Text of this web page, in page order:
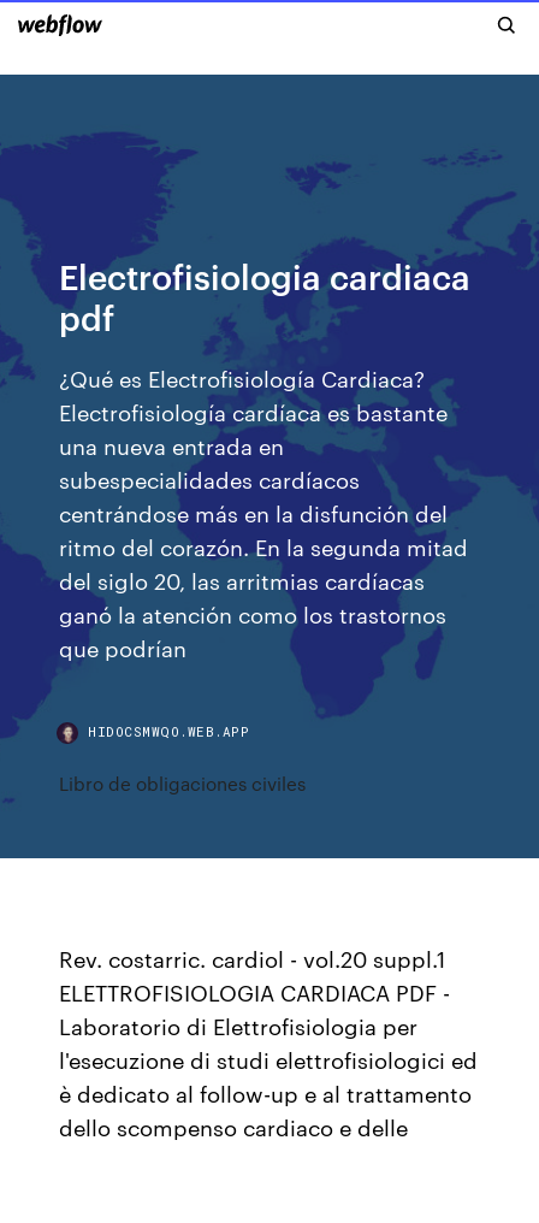
Electrofisiologia cardiaca
pdf
¿Qué es Electrofisiología Cardiaca?
Electrofisiología cardíaca es bastante
una nueva entrada en
subespecialidades cardíacos
centrándose más en la disfunción del
ritmo del corazón. En la segunda mitad
del siglo 20, las arritmias cardíacas
ganó la atención como los trastornos
que podrían
HIDOCSMWQO.WEB.APP
Libro de obligaciones civiles
Rev. costarric. cardiol - vol.20 suppl.1
ELETTROFISIOLOGIA CARDIACA PDF -
Laboratorio di Elettrofisiologia per
l'esecuzione di studi elettrofisiologici ed
è dedicato al follow-up e al trattamento
dello scompenso cardiaco e delle